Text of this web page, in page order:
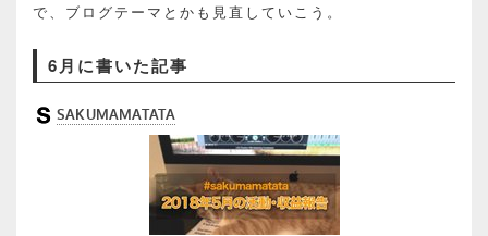
で、ブログテーマとかも見直していこう。
6月に書いた記事